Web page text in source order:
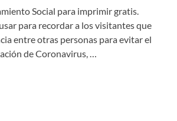
Social para imprimir gratis.
para recordar a los visitantes que
entre otras personas para evitar el
de Coronavirus, …